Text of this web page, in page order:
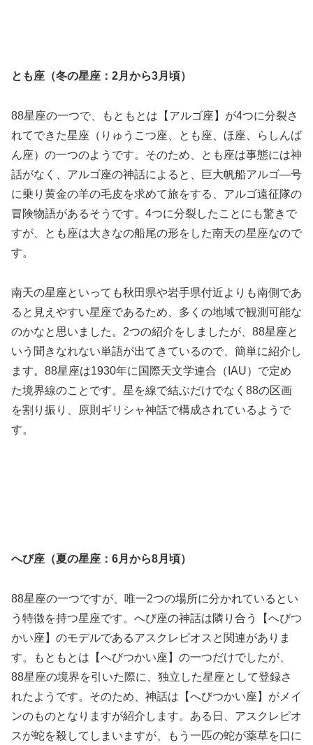
とも座（冬の星座：2月から3月頃）
88星座の一つで、もともとは【アルゴ座】が4つに分裂さ
れてできた星座（りゅうこつ座、とも座、ほ座、らしんば
ん座）の一つのようです。そのため、とも座は事態には神
話がなく、アルゴ座の神話によると、巨大帆船アルゴ―号
に乗り黄金の羊の毛皮を求めて旅をする、アルゴ遠征隊の
冒険物語があるそうです。4つに分裂したことにも驚きで
すが、とも座は大きなの船尾の形をした南天の星座なので
す。
南天の星座といっても秋田県や岩手県付近よりも南側であ
ると見えやすい星座であるため、多くの地域で観測可能な
のかなと思いました。2つの紹介をしましたが、88星座と
いう聞きなれない単語が出てきているので、簡単に紹介し
ます。88星座は1930年に国際天文学連合（IAU）で定め
た境界線のことです。星を線で結ぶだけでなく88の区画
を割り振り、原則ギリシャ神話で構成されているようで
す。
へび座（夏の星座：6月から8月頃）
88星座の一つですが、唯一2つの場所に分かれているとい
う特徴を持つ星座です。へび座の神話は隣り合う【へびつ
かい座】のモデルであるアスクレピオスと関連がありま
す。もともとは【へびつかい座】の一つだけでしたが、
88星座の境界を引いた際に、独立した星座として登録さ
れたようです。そのため、神話は【へびつかい座】がメイ
ンのものとなりますが紹介します。ある日、アスクレピオ
スが蛇を殺してしまいますが、もう一匹の蛇が薬草を口に